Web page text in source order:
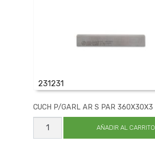
231231
CUCH P/GARL AR S PAR 360X30X3
CUCH
P/GARL
AR
AÑADIR AL CARRITO